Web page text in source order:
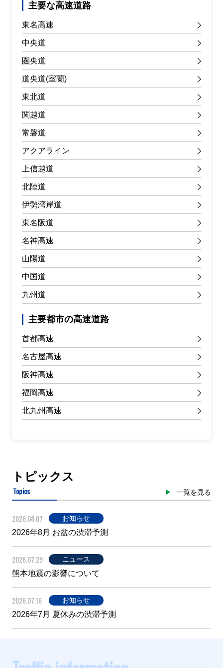
主要な高速道路
東名高速
中央道
圏央道
道央道(室蘭)
東北道
関越道
常磐道
アクアライン
上信越道
北陸道
伊勢湾岸道
東名阪道
名神高速
山陽道
中国道
九州道
主要都市の高速道路
首都高速
名古屋高速
阪神高速
福岡高速
北九州高速
トピックス
Topics 一覧を見る
2026.08.07 お知らせ
2026年8月 お盆の渋滞予測
2026.07.29 ニュース
熊本地震の影響について
2026.07.16 お知らせ
2026年7月 夏休みの渋滞予測